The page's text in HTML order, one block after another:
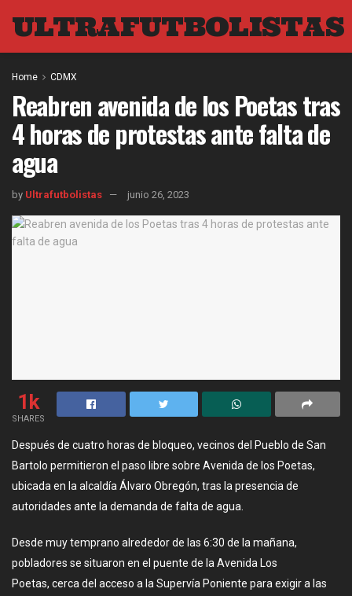
ULTRAFUTBOLISTAS
Home CDMX
Reabren avenida de los Poetas tras
4 horas de protestas ante falta de
agua
by Ultrafutbolistas junio 26, 2023
1k
SHARES
Después de cuatro horas de bloqueo, vecinos del Pueblo de San
Bartolo permitieron el paso libre sobre Avenida de los Poetas,
ubicada en la alcaldía Álvaro Obregón, tras la presencia de
autoridades ante la demanda de falta de agua.
Desde muy temprano alrededor de las 6:30 de la mañana,
pobladores se situaron en el puente de la Avenida Los
Poetas, cerca del acceso a la Supervía Poniente para exigir a las